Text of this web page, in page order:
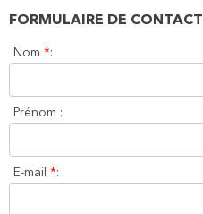
FORMULAIRE DE CONTACT
Nom *:
Prénom :
E-mail *: